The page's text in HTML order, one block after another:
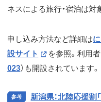
ネスによる旅行・宿泊は対
申し込み方法など詳細は
設サイト
を参照。利用
023）も開設されています。
新潟県：北陸応援割